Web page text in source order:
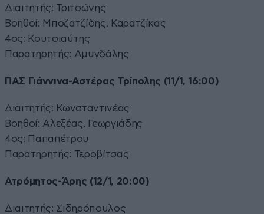
Διαιτητής: Τριτσώνης
Βοηθοί: Μποζατζίδης, Καρατζίκας
4ος: Κουτσιαύτης
Παρατηρητής: Αμυγδάλης
ΠΑΣ Γιάννινα-Αστέρας Τρίπολης (11/1, 16:00)
Διαιτητής: Κωνσταντινέας
Βοηθοί: Αλεξέας, Γεωργιάδης
4ος: Παπαπέτρου
Παρατηρητής: Τεροβίτσας
Ατρόμητος-Άρης (12/1, 20:00)
Διαιτητής: Σιδηρόπουλος